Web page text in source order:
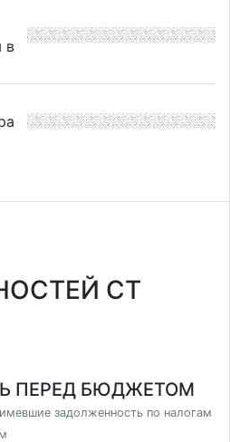
в
СТ
ПЕРЕД БЮДЖЕТОМ
задолженность по налогам